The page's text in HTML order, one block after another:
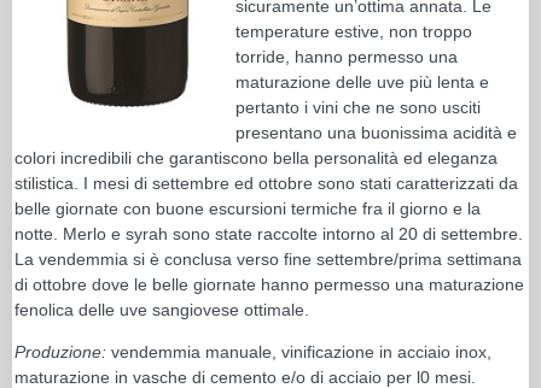
sicuramente un’ottima annata. Le
temperature estive, non troppo
torride, hanno permesso una
maturazione delle uve più lenta e
pertanto i vini che ne sono usciti
presentano una buonissima acidità e
colori incredibili che garantiscono bella personalità ed eleganza
stilistica. I mesi di settembre ed ottobre sono stati caratterizzati da
belle giornate con buone escursioni termiche fra il giorno e la
notte. Merlo e syrah sono state raccolte intorno al 20 di settembre.
La vendemmia si è conclusa verso fine settembre/prima settimana
di ottobre dove le belle giornate hanno permesso una maturazione
fenolica delle uve sangiovese ottimale.
Produzione: vendemmia manuale, vinificazione in acciaio inox,
maturazione in vasche di cemento e/o di acciaio per l0 mesi.